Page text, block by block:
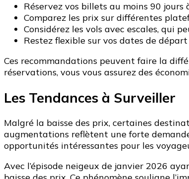
Réservez vos billets au moins 90
Comparez les prix sur différentes
Considérez les vols avec escales, qui
Restez flexible sur vos dates de
Ces recommandations peuvent faire la
réservations, vous vous assurez des
Les Tendances à Surveiller
Malgré la baisse des prix, certaines
augmentations reflètent une forte
opportunités intéressantes pour les
Avec l’épisode neigeux de janvier 2026